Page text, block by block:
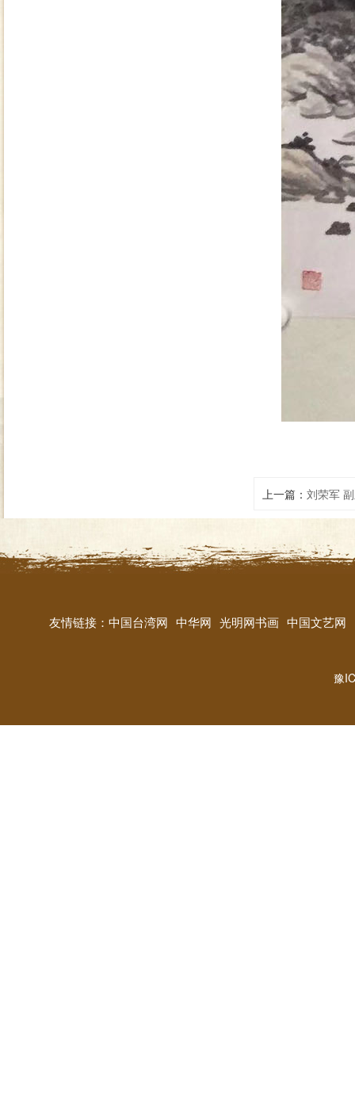
上一篇： 刘荣军
友情链接： 中国台湾网 中华网 光明网书画 中国文艺网
豫